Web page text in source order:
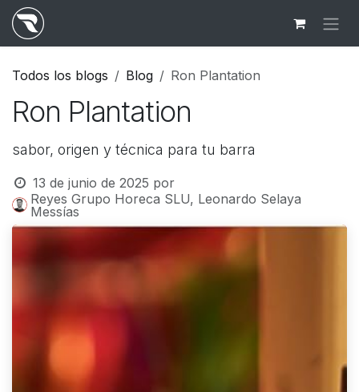
Ir al contenido
Todos los blogs Blog Ron Plantation
Ron Plantation
sabor, origen y técnica para tu barra
13 de junio de 2025 por
Reyes Grupo Horeca SLU, Leonardo Selaya
Messías